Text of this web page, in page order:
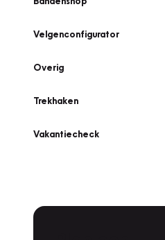
Velgenconfigurator
Overig
Trekhaken
Vakantiecheck